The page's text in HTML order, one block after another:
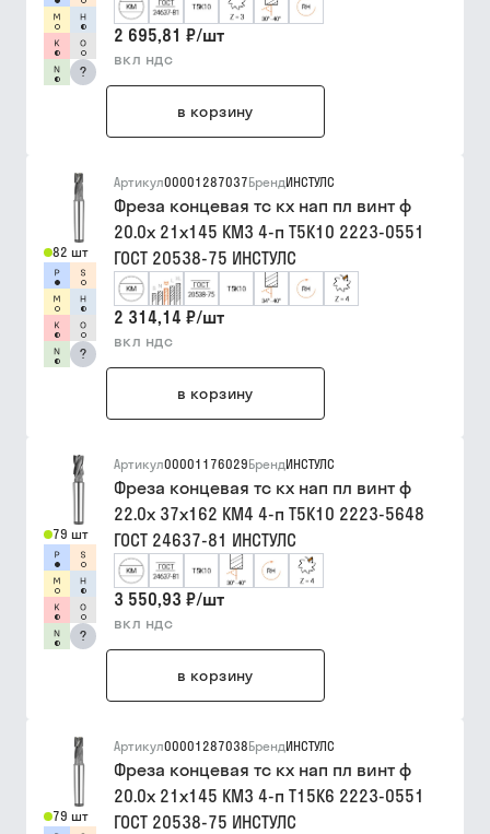
?
2 695,81 ₽/шт
вкл ндс
в корзину
82 шт
?
Артикул00001287037БрендИНСТУЛС
Фреза концевая тс кх нап пл винт ф
20.0х 21х145 КМ3 4-п Т5К10 2223-0551
ГОСТ 20538-75 ИНСТУЛС
2 314,14 ₽/шт
вкл ндс
в корзину
79 шт
?
Артикул00001176029БрендИНСТУЛС
Фреза концевая тс кх нап пл винт ф
22.0х 37х162 КМ4 4-п Т5К10 2223-5648
ГОСТ 24637-81 ИНСТУЛС
3 550,93 ₽/шт
вкл ндс
в корзину
79 шт
Артикул00001287038БрендИНСТУЛС
Фреза концевая тс кх нап пл винт ф
20.0х 21х145 КМ3 4-п Т15К6 2223-0551
ГОСТ 20538-75 ИНСТУЛС